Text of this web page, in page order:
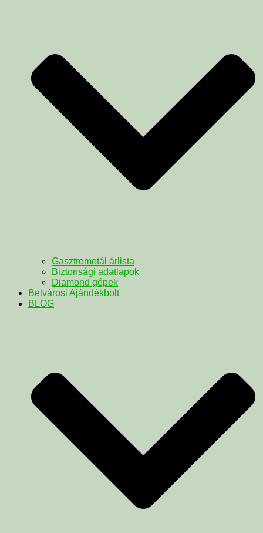
Gasztrometál árlista
Biztonsági adatlapok
Diamond gépek
Belvárosi Ajándékbolt
BLOG